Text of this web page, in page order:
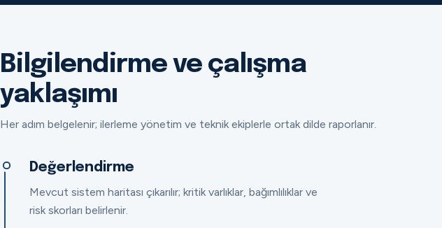
Bilgilendirme ve çalışma
yaklaşımı
Her adım belgelenir; ilerleme yönetim ve teknik ekiplerle ortak dilde raporlanır.
Değerlendirme
Mevcut sistem haritası çıkarılır; kritik varlıklar, bağımlılıklar ve
risk skorları belirlenir.